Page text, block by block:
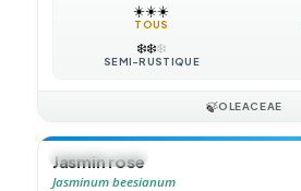
☀️☀️☀️
TOUS
❄️❄️❄️
SEMI-RUSTIQUE
🍃OLEACEAE
🍃GRIMPANTE
Jasmin rose
Jasminum beesianum